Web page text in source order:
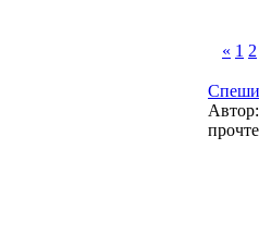
« 1 2
Автор: